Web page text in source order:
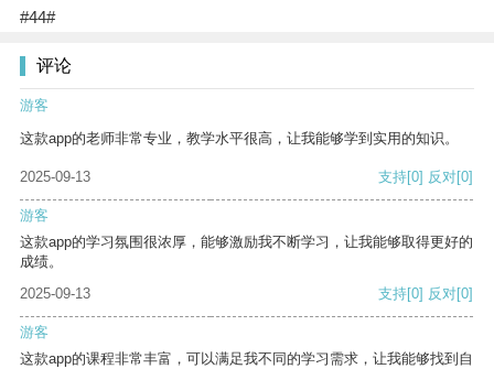
#44#
评论
游客
这款app的老师非常专业，教学水平很高，让我能够学到实用的知识。
2025-09-13 支持[0] 反对[0]
游客
这款app的学习氛围很浓厚，能够激励我不断学习，让我能够取得更好的
成绩。
2025-09-13
支持[0] 反对[0]
游客
这款app的课程非常丰富，可以满足我不同的学习需求，让我能够找到自